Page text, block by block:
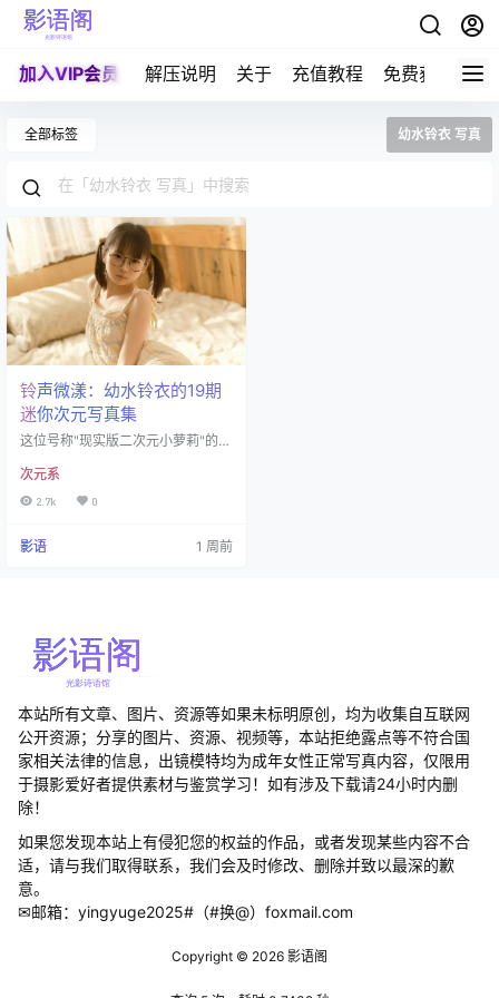
加入VIP会员 解压说明 关于 充值教程 免费获取积分
全部标签 幼水铃衣 写真
铃声微漾：幼水铃衣的19期
迷你次元写真集
这位号称"现实版二次元小萝莉"的幼
飘飘的39公斤，脚丫子更是娇小得
只有34码——简直是被缩小了75%
仿佛随时会被风吹走似的。 她那双
瘩的地…
次元系
2.7k 0
影语 1 周前
本站所有文章、图片、资源等如果未标明原创，均为收集自互联网
公开资源；分享的图片、资源、视频等，本站拒绝露点等不符合国
家相关法律的信息，出镜模特均为成年女性正常写真内容，仅限用
于摄影爱好者提供素材与鉴赏学习！如有涉及下载请24小时内删
除！
如果您发现本站上有侵犯您的权益的作品，或者发现某些内容不合
适，请与我们取得联系，我们会及时修改、删除并致以最深的歉
意。
✉邮箱：yingyuge2025#（#换@）foxmail.com
Copyright © 2026 影语阁